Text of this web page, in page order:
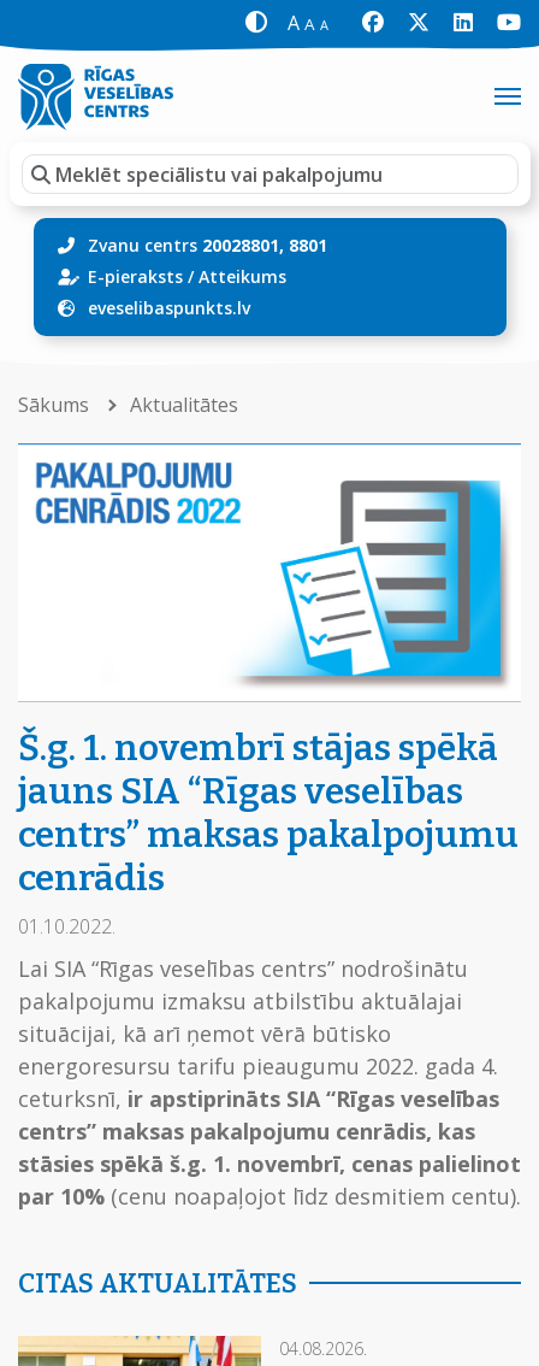
A A A
Zvanu centrs 20028801, 8801
E-pieraksts/Atteikums
eveselibaspunkts.lv
Sākums Aktualitātes
Š.g. 1. novembrī stājas spēkā
jauns SIA “Rīgas veselības
centrs” maksas pakalpojumu
cenrādis
01.10.2022.
Lai SIA “Rīgas veselības centrs” nodrošinātu
pakalpojumu izmaksu atbilstību aktuālajai
situācijai, kā arī ņemot vērā būtisko
energoresursu tarifu pieaugumu 2022. gada 4.
ceturksnī, ir apstiprināts SIA “Rīgas veselības
centrs” maksas pakalpojumu cenrādis, kas
stāsies spēkā š.g. 1. novembrī, cenas palielinot
par 10% (cenu noapaļojot līdz desmitiem centu).
CITAS AKTUALITĀTES
04.08.2026.